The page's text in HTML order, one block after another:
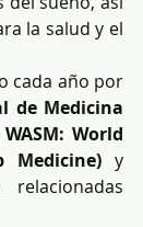
la salud y el
cada año por
de Medicina
World
Medicine) y
relacionadas